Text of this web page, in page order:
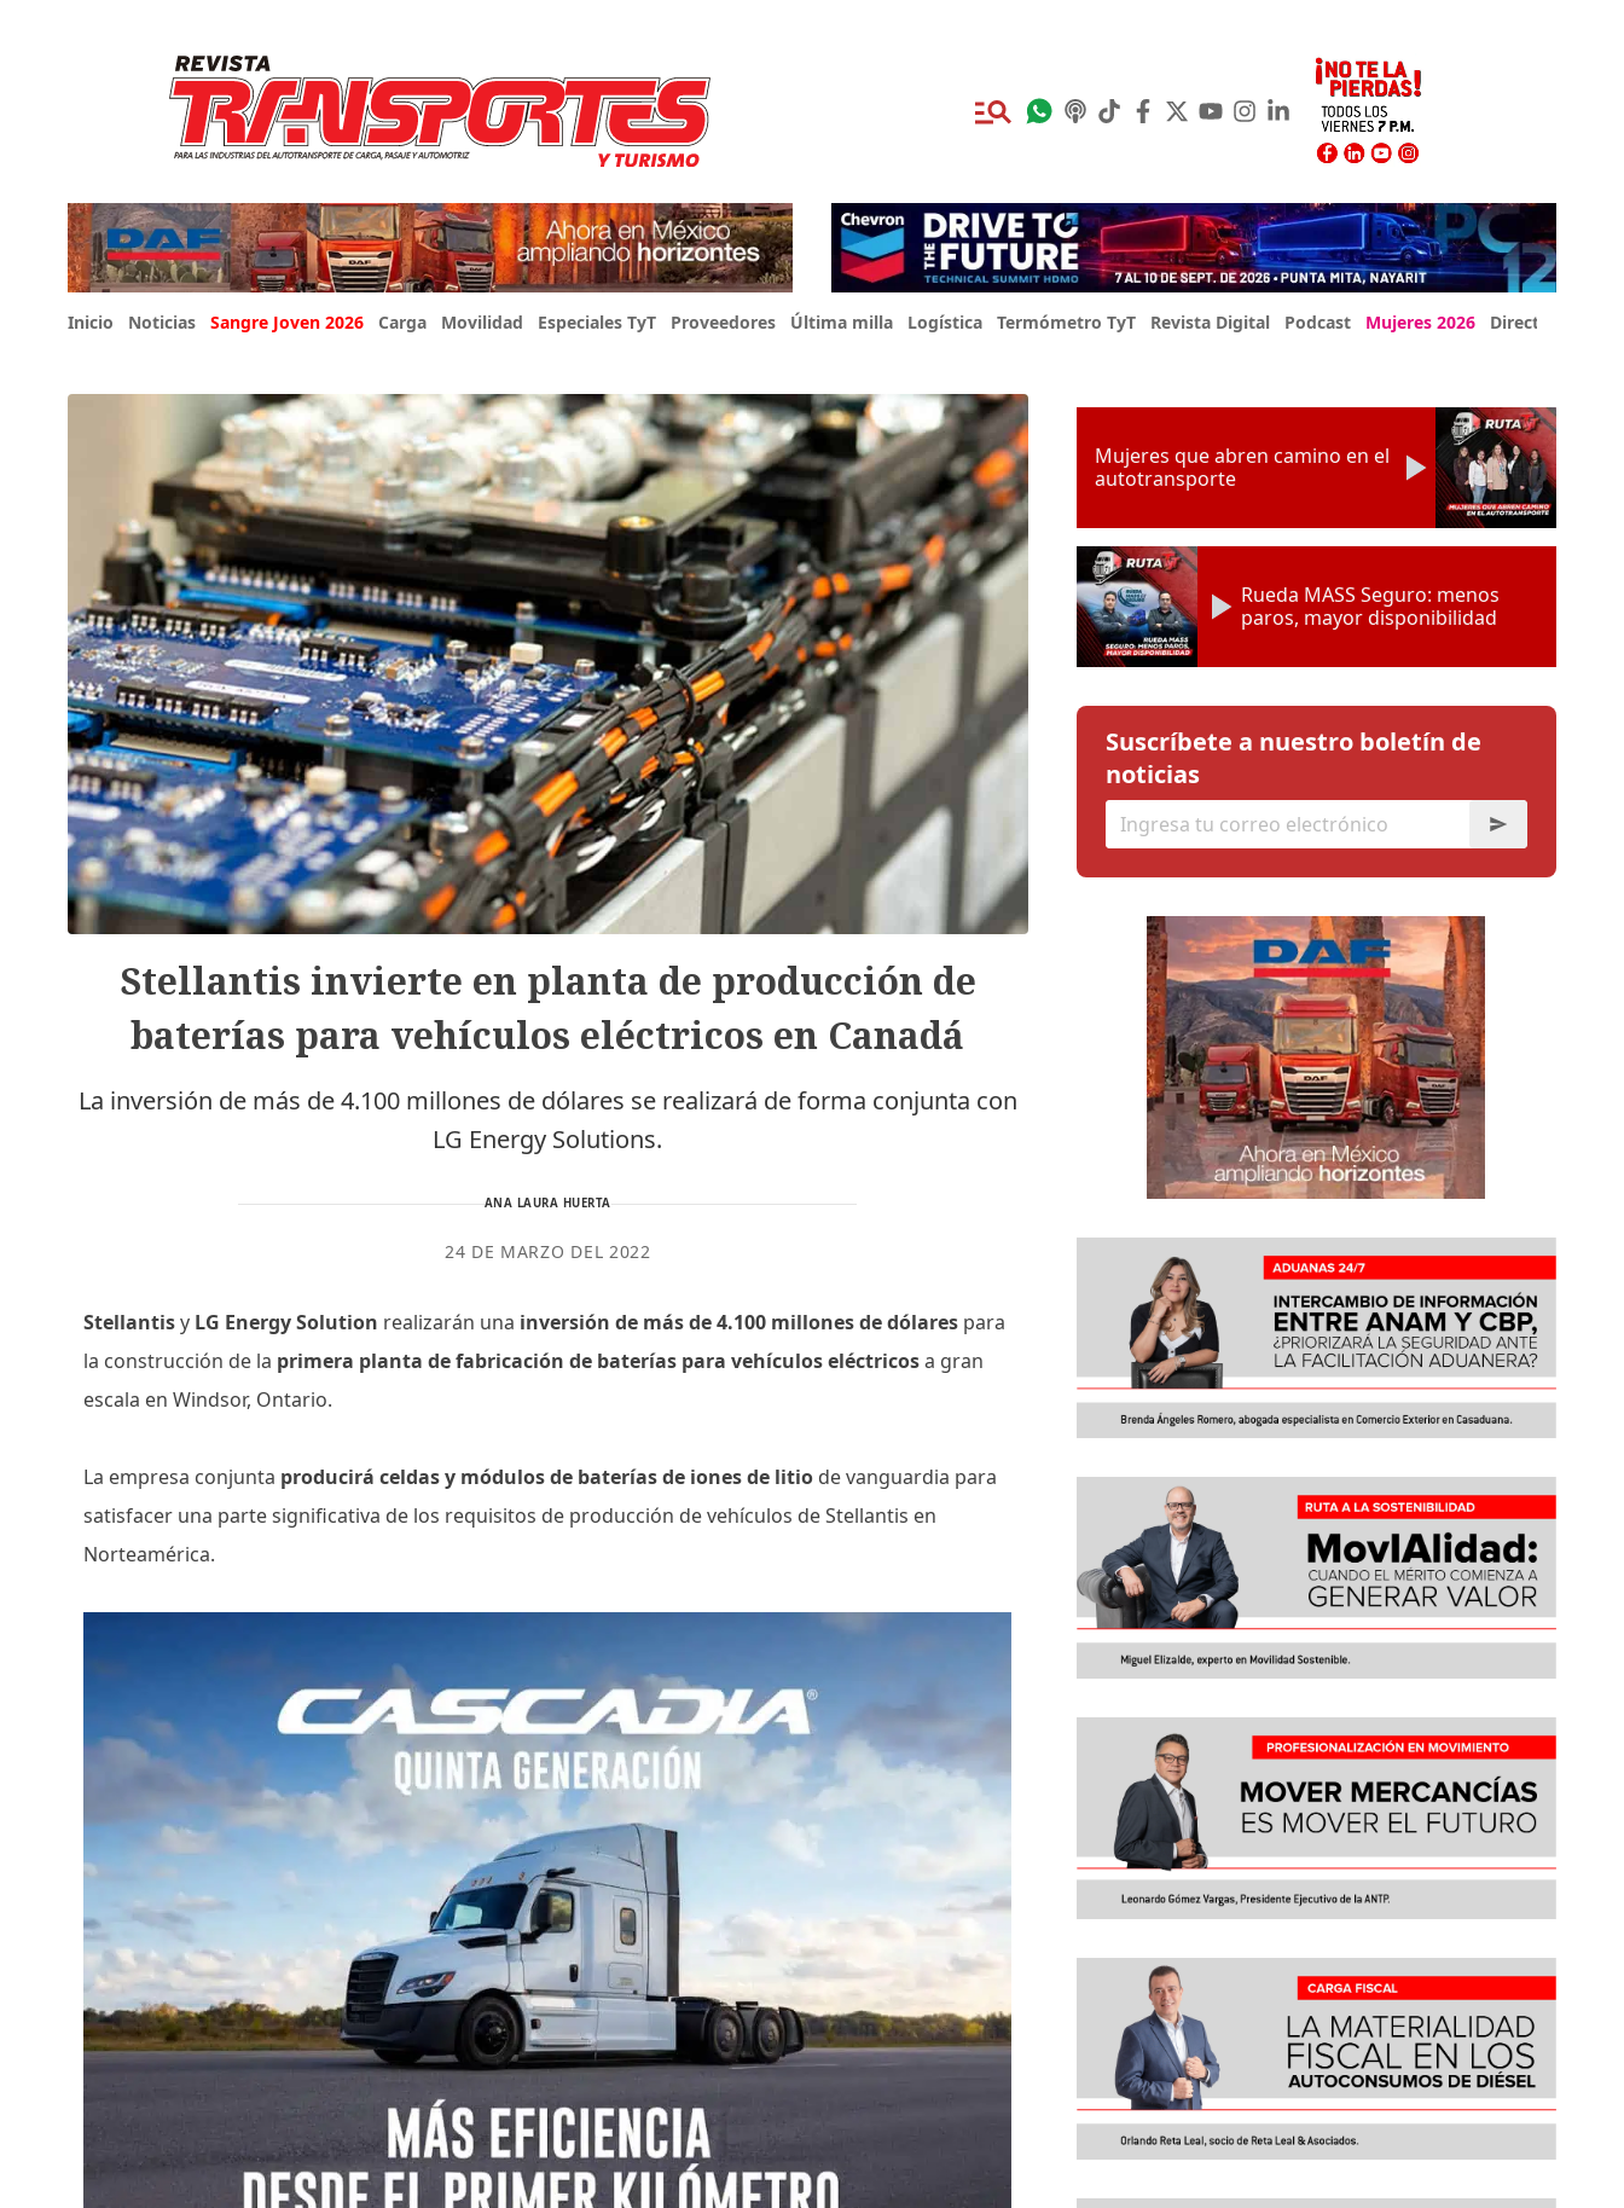
Inicio Noticias Sangre Joven 2026 Carga Movilidad Especiales TyT Proveedores Última milla Logística Termómetro TyT Revista Digital Podcast Mujeres 2026 Directorio Expo
Stellantis invierte en planta de producción de
baterías para vehículos eléctricos en Canadá
La inversión de más de 4.100 millones de dólares se realizará de forma conjunta con
LG Energy Solutions.
ANA LAURA HUERTA
24 DE MARZO DEL 2022
Stellantisy LG Energy Solution realizarán una inversión de más de 4.100 millones de dólares para
la construcción de la primera planta de fabricación de baterías para vehículos eléctricosa gran
escala en Windsor, Ontario.
La empresa conjunta producirá celdas y módulos de baterías de iones de litio de vanguardia para
satisfacer una parte significativa de los requisitos de producción de vehículos de Stellantis en
Norteamérica.
Mujeres que abren camino en el
autotransporte
Rueda MASS Seguro: menos
paros, mayor disponibilidad
Suscríbete a nuestro boletín de
noticias